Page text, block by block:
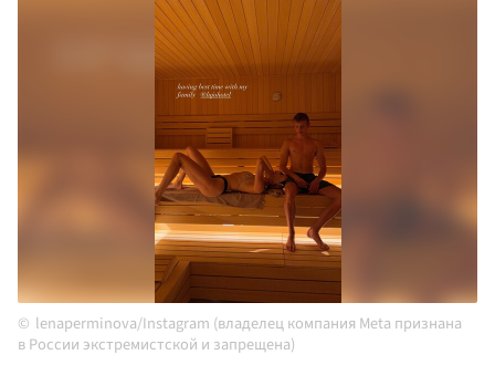
lenaperminova/Instagram (владелец компания Meta признана
в России экстремистской и запрещена)